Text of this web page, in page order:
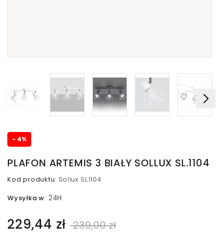
- 4%
PLAFON ARTEMIS 3 BIAŁY SOLLUX SL.1104
Kod produktu: Sollux SL.1104
Wysyłka w: 24H
229,44 zł 239,00 zł